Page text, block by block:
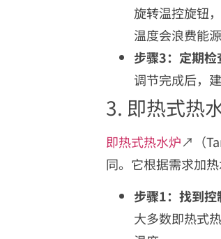
旋转温控旋钮
温度会浪费能
步骤3：定期检
调节完成后，
3. 即热式热
即热式热水炉↗（
同。它根据需求加
步骤1：找到控
大多数即热式